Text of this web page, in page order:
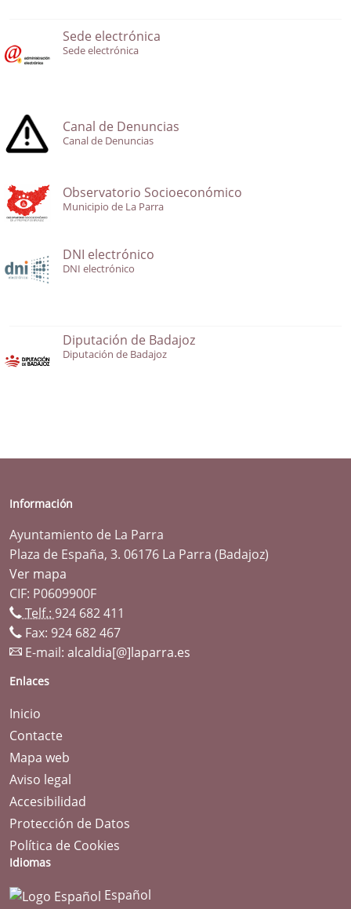
Sede electrónica
Sede electrónica
Canal de Denuncias
Canal de Denuncias
Observatorio Socioeconómico
Municipio de La Parra
DNI electrónico
DNI electrónico
Diputación de Badajoz
Diputación de Badajoz
Información
Ayuntamiento de La Parra
Plaza de España, 3. 06176 La Parra (Badajoz)
Ver mapa
CIF: P0609900F
Telf.: 924 682 411
Fax: 924 682 467
E-mail: alcaldia[@]laparra.es
Enlaces
Inicio
Contacte
Mapa web
Aviso legal
Accesibilidad
Protección de Datos
Política de Cookies
Idiomas
Español